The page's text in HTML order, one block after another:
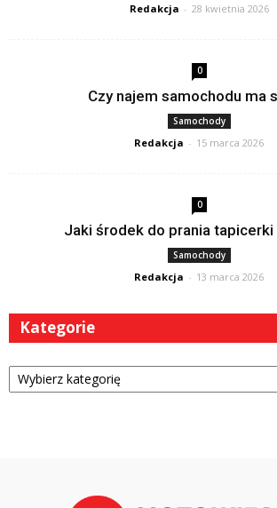
Redakcja - 28 kwietnia 2026
0
Czy najem samochodu ma
Samochody
Redakcja - 15 marca 2026
0
Jaki środek do prania tapicerki
Samochody
Redakcja - 13 marca 2026
Kategorie
Kategorie